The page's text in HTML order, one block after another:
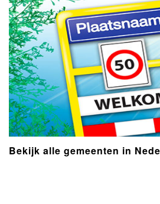
Bekijk alle gemeenten in